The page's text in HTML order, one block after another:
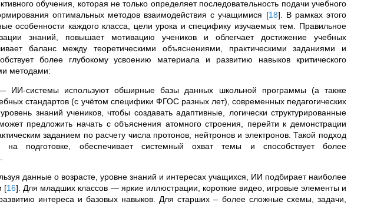
обучения, которая не только определяет последовательность подачи учебного
оптимальных методов взаимодействия с учащимися [18] . В рамках этого
особенности каждого класса, цели урока и специфику изучаемых тем. Правильное
знаний, повышает мотивацию учеников и облегчает достижение учебных
баланс между теоретическими объяснениями, практическими заданиями и
более глубокому усвоению материала и развитию навыков критического
методами:
ИИ-системы используют обширные базы данных школьной программы (а также
стандартов (с учётом специфики ФГОС разных лет), современных педагогических
знаний учеников, чтобы создавать адаптивные, логически структурированные
предложить начать с объяснения атомного строения, перейти к демонстрации
заданием по расчету числа протонов, нейтронов и электронов. Такой подход
на подготовке, обеспечивает системный охват темы и способствует более
данные о возрасте, уровне знаний и интересах учащихся, ИИ подбирает наиболее
[16] . Для младших классов — яркие иллюстрации, короткие видео, игровые элементы и
интереса и базовых навыков. Для старших – более сложные схемы, задачи,